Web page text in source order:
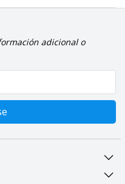
adicional o